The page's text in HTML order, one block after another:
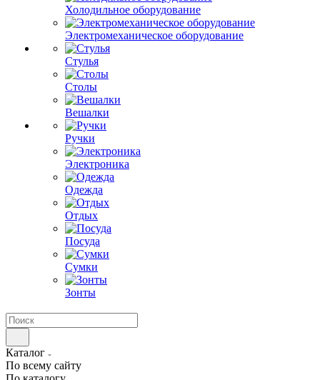
Холодильное оборудование
Электромеханическое оборудование
Стулья
Столы
Вешалки
Ручки
Электроника
Одежда
Отдых
Посуда
Сумки
Зонты
Каталог
По всему сайту